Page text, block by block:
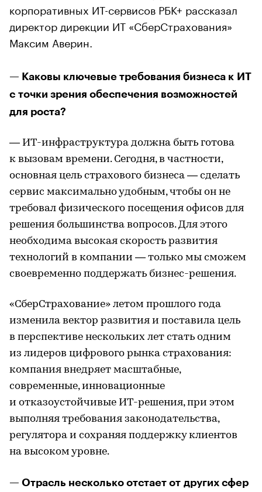
корпоративных ИТ-сервисов РБК+ рассказал
директор дирекции ИТ «СберСтрахования»
Максим Аверин.
— Каковы ключевые требования бизнеса к ИТ
с точки зрения обеспечения возможностей
для роста?
— ИТ-инфраструктура должна быть готова
к вызовам времени. Сегодня, в частности,
основная цель страхового бизнеса — сделать
сервис максимально удобным, чтобы он не
требовал физического посещения офисов для
решения большинства вопросов. Для этого
необходима высокая скорость развития
технологий в компании — только мы сможем
своевременно поддержать бизнес-решения.
«СберСтрахование» летом прошлого года
изменила вектор развития и поставила цель
в перспективе нескольких лет стать одним
из лидеров цифрового рынка страхования:
компания внедряет масштабные,
современные, инновационные
и отказоустойчивые ИТ-решения, при этом
выполняя требования законодательства,
регулятора и сохраняя поддержку клиентов
на высоком уровне.
— Отрасль несколько отстает от других сфер